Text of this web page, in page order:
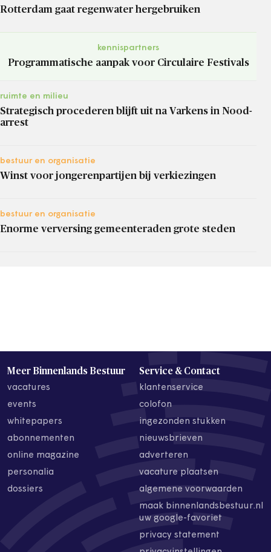
Rotterdam gaat regenwater hergebruiken
kennispartners
Programmatische aanpak voor Circulaire Festivals
ruimte en milieu
Strategisch procederen blijft uit na Varkens in Nood-
arrest
bestuur en organisatie
Winst voor jongerenpartijen bij verkiezingen
bestuur en organisatie
Enorme verversing gemeenteraden grote steden
Meer Binnenlands Bestuur
vacatures
events
whitepapers
abonnementen
online magazine
personalia
dossiers
Service & Contact
klantenservice
colofon
ingezonden stukken
nieuwsbrieven
adverteren
vacature plaatsen
algemene voorwaarden
maak binnenlandsbestuur.nl
uw google-favoriet
privacy statement